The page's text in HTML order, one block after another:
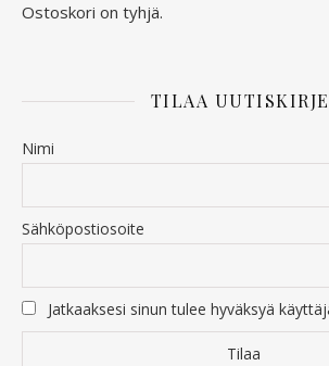
Ostoskori on tyhjä.
TILAA
Nimi
Sähköpostiosoite
Jatkaaksesi sinun tulee hyväksyä